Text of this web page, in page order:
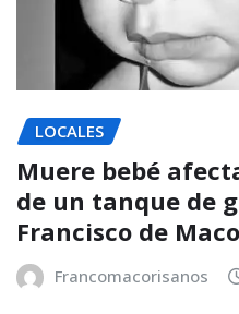
LOCALES
Muere bebé
de un tanque de
Francisco de
Francomacorisanos